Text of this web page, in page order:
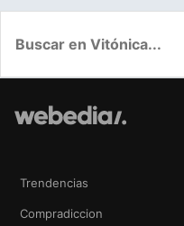
Trendencias
Compradiccion